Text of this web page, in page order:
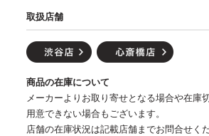
取扱店舗
商品の在庫について
メーカーよりお取り寄せとなる場合や在庫
用意できない場合もございます。
店舗の在庫状況は記載店舗までお問合せくだ